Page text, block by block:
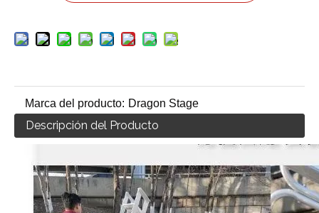
Marca del producto: Dragon Stage
Descripción del Producto